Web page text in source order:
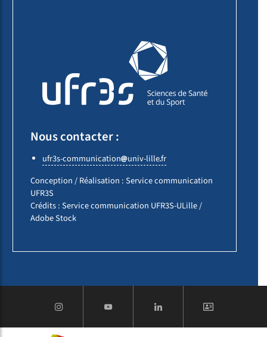
Nous contacter :
ufr3s-communication univ-lillefr
Conception / Réalisation : Service communication
UFR3S
Crédits : Service communication UFR3S-ULille /
Adobe Stock